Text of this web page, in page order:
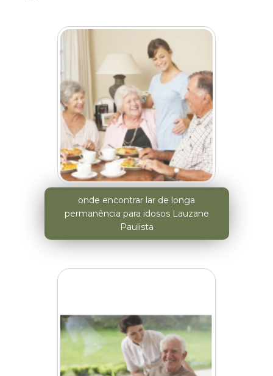
onde encontrar lar de longa
permanência para idosos Lauzane
Paulista